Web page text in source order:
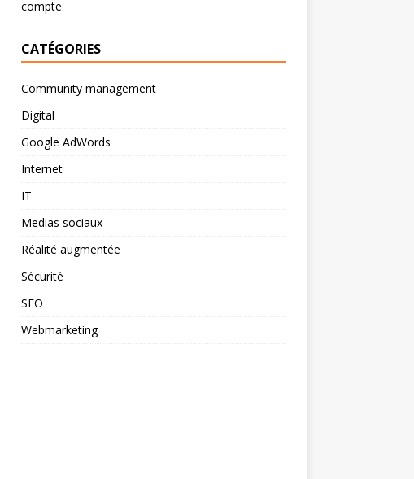
compte
CATÉGORIES
Community management
Digital
Google AdWords
Internet
IT
Medias sociaux
Réalité augmentée
Sécurité
SEO
Webmarketing